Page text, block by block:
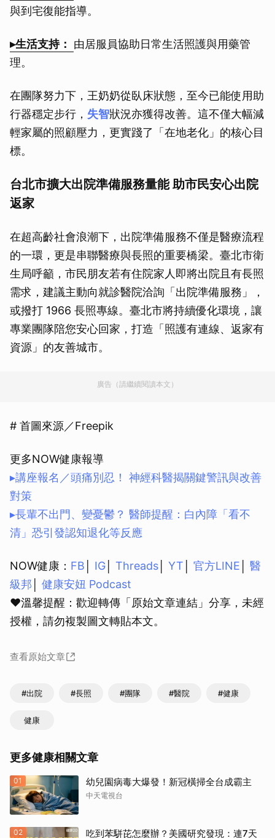
與到宅復能指導。
▸生活支持：
由居服員協助日常生活照護與用藥管
理。
在團隊努力下，王奶奶從臥床狀態，至今已能使用助
行器穩定步行， 失智狀況亦獲得改善。這不僅大幅減
輕家屬的照顧壓力，更實踐了「在地老化」的核心目
標。
台北市擴大出院準備服務量能 助市民安心出院
返家
在超高齡社會浪潮下，出院準備服務不僅是醫療流程
的一環，更是串聯醫療與長照的重要橋梁。臺北市衛
生局呼籲，市民朋友若有住院家人即將出院且有長照
需求，建議主動向就診醫院洽詢「出院準備服務」，
或撥打 1966 長照專線。臺北市將持續優化環境，讓
專業團隊陪您安心回家，打造「照護有連線、返家有
資源」的友善城市。
廣告（請繼續閱讀本文）
# 首圖來源／Freepik
更多NOW健康報導
▸講座報名／頭痛別忍！ 神經科醫揭關鍵警訊與改善
對策
▸長輩不出門、變憂鬱？ 醫師提醒：白內障「看不
清」恐引發認知退化等反應
NOW健康： FB IG Threads YT 官方LINE
醫
級邦
健康安妞 Podcast
❤溫馨提醒：歡迎轉傳「原始文章連結」分享，未經
授權，請勿複製圖文轉貼本文。
查看原始文章
#出院 #長照 #團隊 #醫院 #健康
健康
更多健康相關文章
01 幼兒園病毒大爆發！新冠橫掃全台成霸主
中天電視台
02 吃到苯駢芘怎麼辦？美國研究發現：連7天